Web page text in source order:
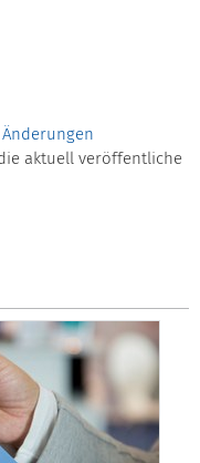
aktuell veröffentliche